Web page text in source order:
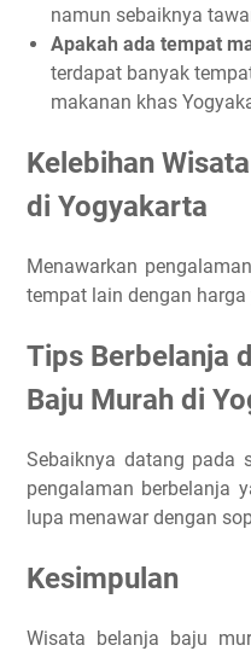
namun sebaiknya
Apakah ada tempat
terdapat banyak
makanan khas
Kelebihan
di Yogyakarta
Menawarkan
tempat lain dengan
Tips Berbelanja
Baju Murah di
Sebaiknya datang pada
pengalaman berbelanja
lupa menawar dengan
Kesimpulan
Wisata belanja baju